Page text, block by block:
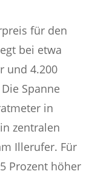
für den
bei etwa
und 4.200
Spanne
in
zentralen
Illerufer. Für
Prozent höher